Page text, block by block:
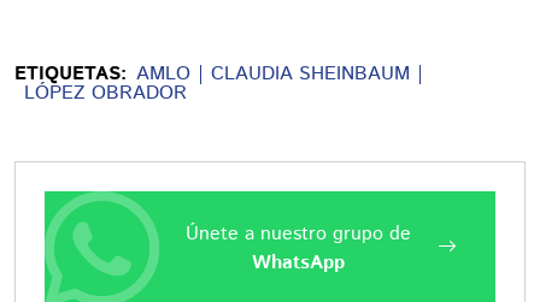
ETIQUETAS: AMLO CLAUDIA SHEINBAUM
LÓPEZ OBRADOR
Únete a nuestro grupo de
WhatsApp